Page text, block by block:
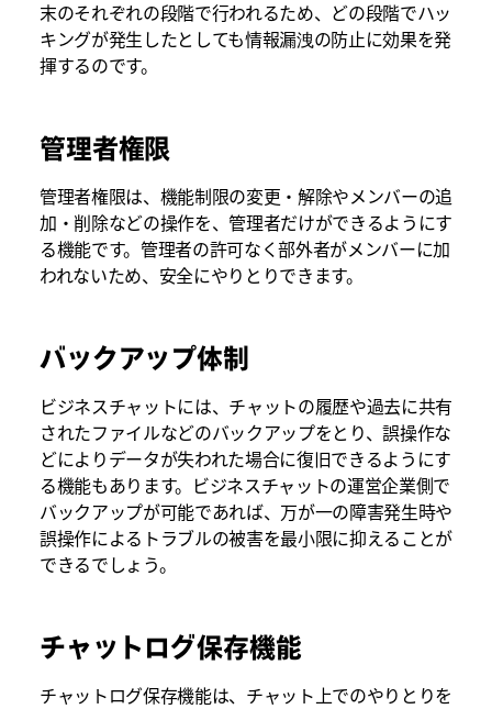
末のそれぞれの段階で行われるため、どの段階でハッ
キングが発生したとしても情報漏洩の防止に効果を発
揮するのです。
管理者権限
管理者権限は、機能制限の変更・解除やメンバーの追
加・削除などの操作を、管理者だけができるようにす
る機能です。管理者の許可なく部外者がメンバーに加
われないため、安全にやりとりできます。
バックアップ体制
ビジネスチャットには、チャットの履歴や過去に共有
されたファイルなどのバックアップをとり、誤操作な
どによりデータが失われた場合に復旧できるようにす
る機能もあります。ビジネスチャットの運営企業側で
バックアップが可能であれば、万が一の障害発生時や
誤操作によるトラブルの被害を最小限に抑えることが
できるでしょう。
チャットログ保存機能
チャットログ保存機能は、チャット上でのやりとりを